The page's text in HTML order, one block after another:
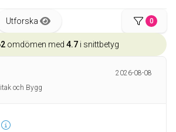
Utforska 0
omdömen med 4.7 i snittbetyg
2026-08-08
och Bygg